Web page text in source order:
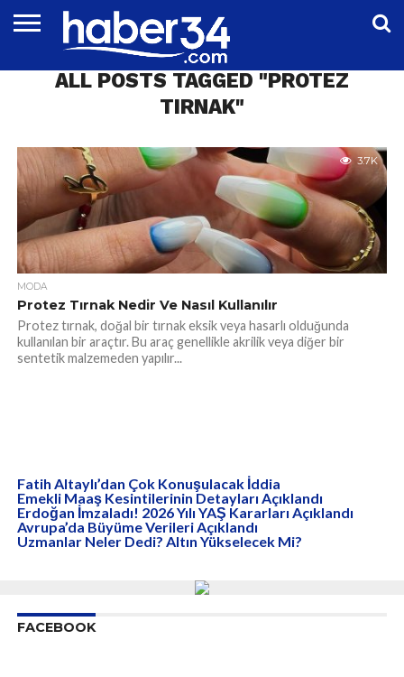
EĞITIM
EKONOMI
GENEL
MAGAZIN
OTOMOTIV
SIYASET
SPOR
TEKNOLOJI
ALL POSTS TAGGED "PROTEZ
TIRNAK"
3.7K
MODA
Protez Tırnak Nedir Ve Nasıl Kullanılır
Protez tırnak, doğal bir tırnak eksik veya hasarlı olduğunda
kullanılan bir araçtır. Bu araç genellikle akrilik veya diğer bir
sentetik malzemeden yapılır...
Fatih Altaylı’dan Çok Konuşulacak İddia
Emekli Maaş Kesintilerinin Detayları Açıklandı
Erdoğan İmzaladı! 2026 Yılı YAŞ Kararları Açıklandı
Avrupa’da Büyüme Verileri Açıklandı
Uzmanlar Neler Dedi? Altın Yükselecek Mi?
FACEBOOK